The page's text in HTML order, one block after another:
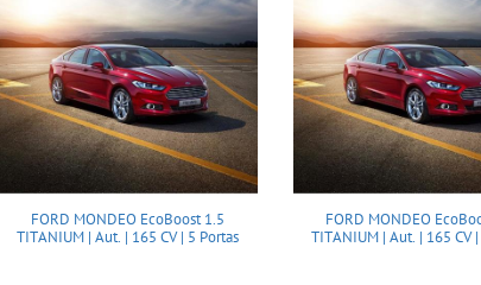
FORD MONDEO EcoBoost 1.5
TITANIUM | Aut. | 165 CV | 5 Portas
FORD MONDEO
TITANIUM | Aut. | 165 CV